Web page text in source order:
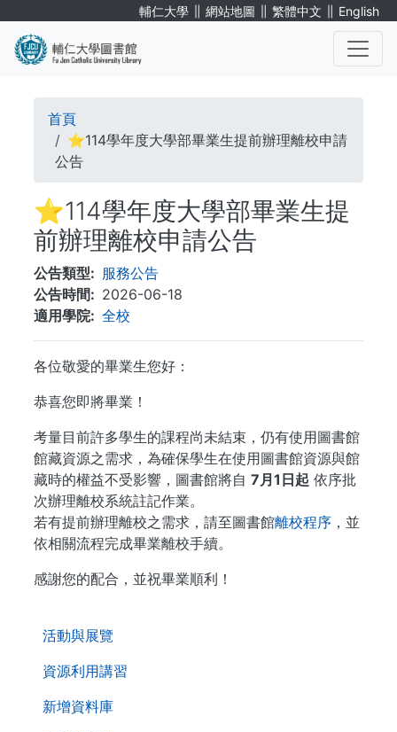
輔仁大學 ∥ 網站地圖 ∥ 繁體中文 ∥ English
活動與展覽
資源利用講習
新增資料庫
導
航
結
首頁
⭐114學年度大學部畢業生提前辦理離校申請
公告
⭐114學年度大學部畢業生提
前辦理離校申請公告
公告類型
服務公告
公告時間
2026-06-18
適用學院
全校
各位敬愛的畢業生您好：
恭喜您即將畢業！
考量目前許多學生的課程尚未結束，仍有使用圖書館
館藏資源之需求，為確保學生在使用圖書館資源與館
藏時的權益不受影響，圖書館將自 7月1日起 依序批
次辦理離校系統註記作業。
若有提前辦理離校之需求，請至圖書館離校程序 ，並
依相關流程完成畢業離校手續。
感謝您的配合，並祝畢業順利！